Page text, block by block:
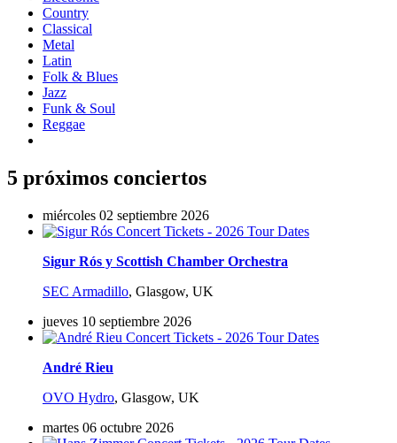
Country
Classical
Metal
Latin
Folk & Blues
Jazz
Funk & Soul
Reggae
5 próximos conciertos
miércoles 02 septiembre 2026
Sigur Rós y Scottish Chamber Orchestra
SEC Armadillo, Glasgow, UK
jueves 10 septiembre 2026
André Rieu
OVO Hydro, Glasgow, UK
martes 06 octubre 2026